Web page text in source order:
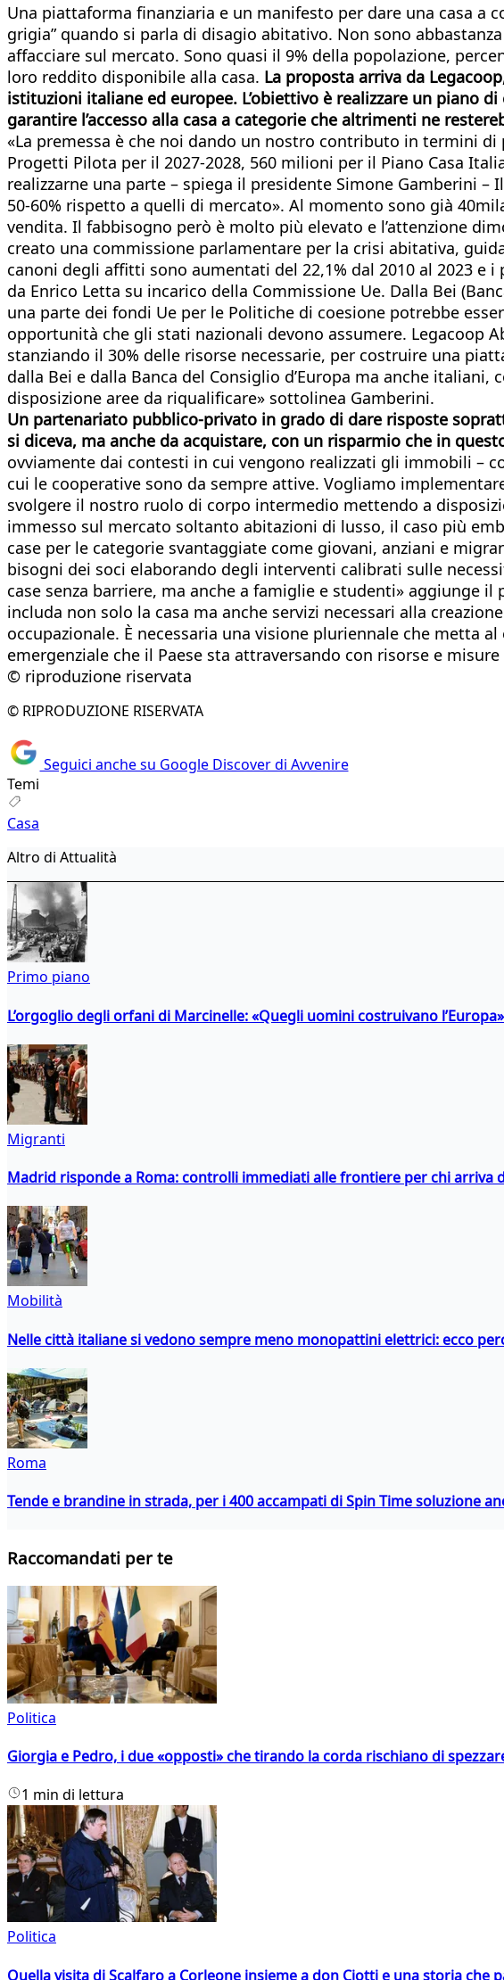
Una piattaforma finanziaria e un manifesto per dare una casa a
grigia” quando si parla di disagio abitativo. Non sono
affacciare sul mercato. Sono quasi il 9% della popolazione,
loro reddito disponibile alla casa. La proposta arriva da
istituzioni italiane ed europee. L’obiettivo è realizzare un piano
garantire l’accesso alla casa a categorie che altrimenti ne
«La premessa è che noi dando un nostro contributo in termini
Progetti Pilota per il 2027-2028, 560 milioni per il Piano Casa
realizzarne una parte – spiega il presidente Simone Gamberini
50-60% rispetto a quelli di mercato». Al momento sono già
vendita. Il fabbisogno però è molto più elevato e l’attenzione
creato una commissione parlamentare per la crisi abitativa,
canoni degli affitti sono aumentati del 22,1% dal 2010 al 2023 e
da Enrico Letta su incarico della Commissione Ue. Dalla Bei
una parte dei fondi Ue per le Politiche di coesione potrebbe
opportunità che gli stati nazionali devono assumere. Legacoop
stanziando il 30% delle risorse necessarie, per costruire una
dalla Bei e dalla Banca del Consiglio d’Europa ma anche
disposizione aree da riqualificare» sottolinea Gamberini.
Un partenariato pubblico-privato in grado di dare risposte
si diceva, ma anche da acquistare, con un risparmio che in
ovviamente dai contesti in cui vengono realizzati gli immobili –
cui le cooperative sono da sempre attive. Vogliamo
svolgere il nostro ruolo di corpo intermedio mettendo a
immesso sul mercato soltanto abitazioni di lusso, il caso più
case per le categorie svantaggiate come giovani, anziani e
bisogni dei soci elaborando degli interventi calibrati sulle
case senza barriere, ma anche a famiglie e studenti» aggiunge
includa non solo la casa ma anche servizi necessari alla
occupazionale. È necessaria una visione pluriennale che metta
emergenziale che il Paese sta attraversando con risorse e
© riproduzione riservata
© RIPRODUZIONE RISERVATA
Seguici anche su Google Discover di Avvenire
Temi
Casa
Altro di Attualità
Primo piano
L’orgoglio degli orfani di Marcinelle: «Quegli uomini costruivano l’Europa»
Migranti
Madrid risponde a Roma: controlli immediati alle frontiere per chi arriva
Mobilità
Nelle città italiane si vedono sempre meno monopattini elettrici: ecco
Roma
Tende e brandine in strada, per i 400 accampati di Spin Time soluzione
Raccomandati per te
Politica
Giorgia e Pedro, i due «opposti» che tirando la corda rischiano di
1 min di lettura
Politica
Quella visita di Scalfaro a Corleone insieme a don Ciotti e una storia che